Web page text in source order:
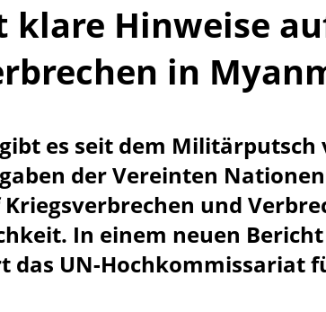
klare Hinweise
in
es seit dem Militärputsch
der Vereinten
und
In einem neuen Bericht
das UN-Hochkommissariat